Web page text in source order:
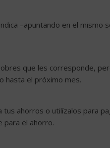
–apuntando en el mismo
que les corresponde,
hasta el próximo mes.
ahorros o utilízalos para
para el ahorro.